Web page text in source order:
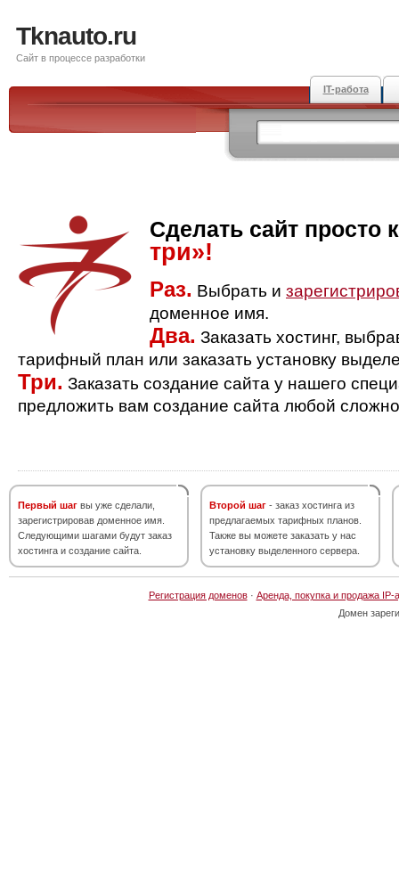
Tknauto.ru
Сайт в процессе разработки
IT-работа
Сделать сайт просто
три»!
Раз. Выбрать и
доменное имя.
Два. Заказать хостинг,
тарифный план или заказать установку
Три. Заказать создание сайта у нашего
предложить вам создание сайта любой
Первый шаг вы уже сделали,
зарегистрировав доменное имя.
Следующими шагами будут заказ
хостинга и создание сайта.
Второй шаг - заказ хостинга из
предлагаемых тарифных планов.
Также вы можете заказать у нас
установку выделенного сервера.
Регистрация доменов· Аренда, покупка и продажа IP-
Домен